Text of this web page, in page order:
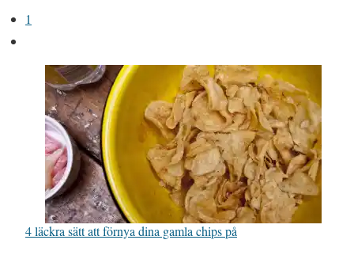
1
4 läckra sätt att förnya dina gamla chips på